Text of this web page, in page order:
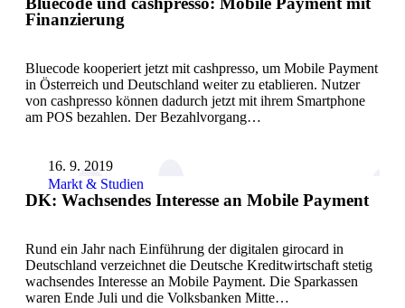
Finanzierung
Bluecode kooperiert jetzt mit cashpresso, um Mobile Payment
in Österreich und Deutschland weiter zu etablieren. Nutzer
von cashpresso können dadurch jetzt mit ihrem Smartphone
am POS bezahlen. Der Bezahlvorgang…
16. 9. 2019
Markt & Studien
DK: Wachsendes Interesse an Mobile Payment
Rund ein Jahr nach Einführung der digitalen girocard in
Deutschland verzeichnet die Deutsche Kreditwirtschaft stetig
wachsendes Interesse an Mobile Payment. Die Sparkassen
waren Ende Juli und die Volksbanken Mitte…